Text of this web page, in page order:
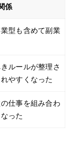
係
型も含めて副業
ルールが整理さ
やすくなった
仕事を組み合わ
った